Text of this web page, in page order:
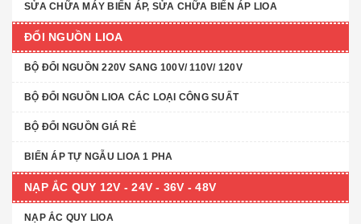
SỬA CHỮA MÁY BIẾN ÁP, SỬA CHỮA BIẾN ÁP LIOA
ĐỔI NGUỒN LIOA
BỘ ĐỔI NGUỒN 220V SANG 100V/ 110V/ 120V
BỘ ĐỔI NGUỒN LIOA CÁC LOẠI CÔNG SUẤT
BỘ ĐỔI NGUỒN GIÁ RẺ
BIẾN ÁP TỰ NGẪU LIOA 1 PHA
NẠP ẮC QUY 12V - 24V - 36V - 48V
NẠP ẮC QUY LIOA